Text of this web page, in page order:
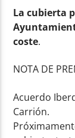
La cubierta
coste.
NOTA DE
Acuerdo
Carrión.